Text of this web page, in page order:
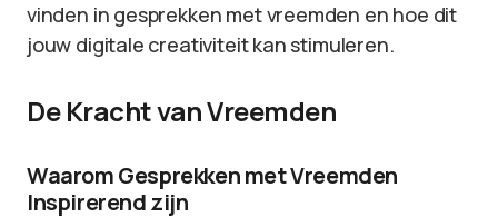
vinden in gesprekken met vreemden en hoe dit
jouw digitale creativiteit kan stimuleren.
De Kracht van Vreemden
Waarom Gesprekken met Vreemden
Inspirerend zijn